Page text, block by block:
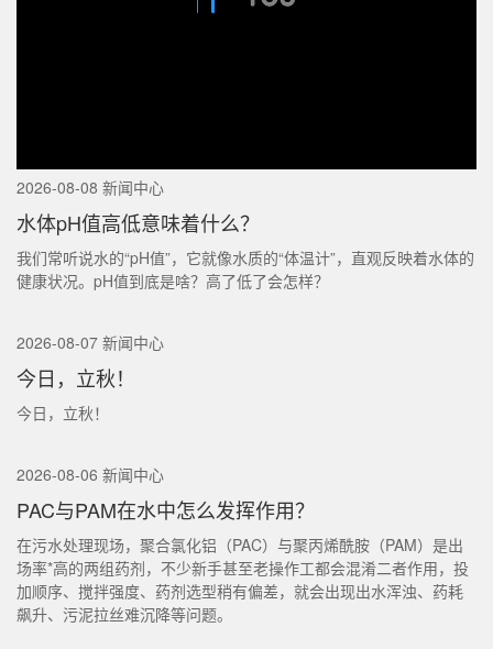
2026-08-08 新闻中心
水体pH值高低意味着什么？
我们常听说水的“pH值”，它就像水质的“体温计”，直观反映着水体的
健康状况。pH值到底是啥？高了低了会怎样？
2026-08-07 新闻中心
今日，立秋！
今日，立秋！
2026-08-06 新闻中心
PAC与PAM在水中怎么发挥作用？
在污水处理现场，聚合氯化铝（PAC）与聚丙烯酰胺（PAM）是出
场率*高的两组药剂，不少新手甚至老操作工都会混淆二者作用，投
加顺序、搅拌强度、药剂选型稍有偏差，就会出现出水浑浊、药耗
飙升、污泥拉丝难沉降等问题。